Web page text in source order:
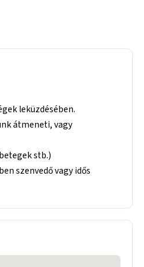
leküzdésében.
átmeneti, vagy
stb.)
szenvedő vagy idős